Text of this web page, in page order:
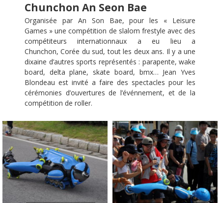
Chunchon An Seon Bae
Organisée par An Son Bae, pour les « Leisure
Games » une compétition de slalom frestyle avec des
compétiteurs internationnaux a eu lieu a
Chunchon, Corée du sud, tout les deux ans. Il y a une
dixaine d’autres sports représentés : parapente, wake
board, delta plane, skate board, bmx… Jean Yves
Blondeau est invité a faire des spectacles pour les
cérémonies d’ouvertures de l’événnement, et de la
compétition de roller.